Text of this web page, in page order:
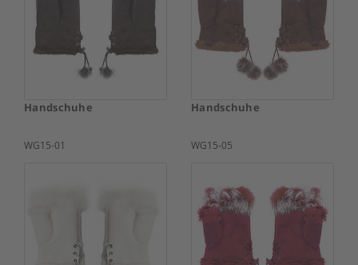
Handschuhe
WG15-01
Handschuhe
WG15-05